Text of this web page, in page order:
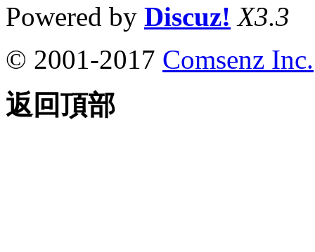
Powered by Discuz! X3.3
© 2001-2017 Comsenz Inc.
返回頂部